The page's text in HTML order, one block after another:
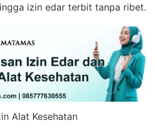
izin edar terbit tanpa ribet.
Alat Kesehatan